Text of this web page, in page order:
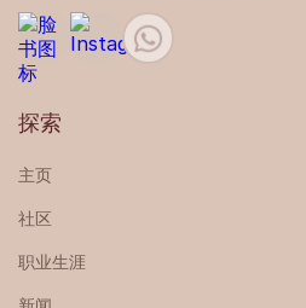
探索
主页
社区
职业生涯